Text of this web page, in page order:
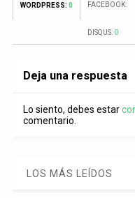
WORDPRESS: 0 FACEBOOK:
DISQUS: 0
Deja una respuesta
Lo siento, debes estar
comentario.
LOS MÁS LEÍDOS